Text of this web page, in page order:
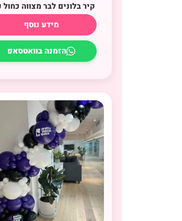
קיר בלונים לבר מצווה
מידע נוסף
הזמנה בוואטסאפ